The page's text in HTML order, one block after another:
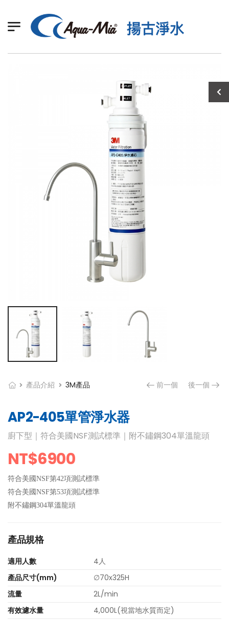
產品介紹 3M產品 前一個 後一個
AP2-405單管淨水器
廚下型｜符合美國NSF測試標準｜附不鏽鋼304單溫龍頭
NT$6900
符合美國NSF第42項測試標準
符合美國NSF第53項測試標準
附不鏽鋼304單溫龍頭
產品規格
適用人數
4人
產品尺寸(mm)
∅70x325H
流量
2L/min
有效濾水量
4,000L(視當地水質而定)